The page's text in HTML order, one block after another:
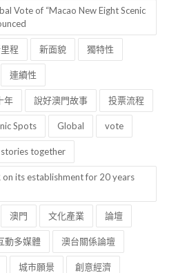
Vote of “Macao New Eight Scenic
程 新面貌 獨特性
連續性
年 說好澳門故事 投票流程
Spots Global vote
together
on its establishment for 20 years
澳門 文化產業 論壇
動多媒體 澳台關係論壇
城市願景 創意經濟